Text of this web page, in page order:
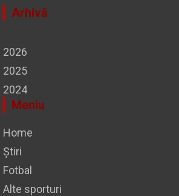
Arhivă
2026
2025
2024
Meniu
Home
Știri
Fotbal
Alte sporturi